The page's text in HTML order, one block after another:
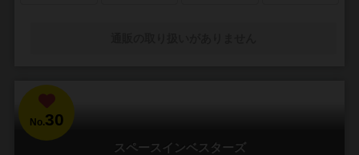
No.30
スペースインベスターズ